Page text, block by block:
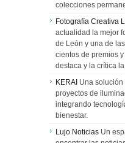
colecciones
Fotografía Creativa
actualidad la mejor
de León y una de
cientos de premios
destaca y la crítica
KERAI Una
proyectos de
integrando
bienestar.
Lujo Noticias Un